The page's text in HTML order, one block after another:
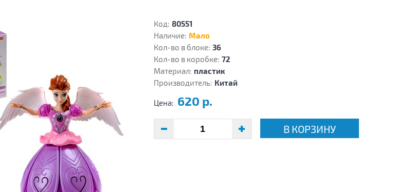
Код: 80551
Наличие: Мало
Кол-во в блоке: 36
Кол-во в коробке: 72
Материал: пластик
Производитель: Китай
Цена: 620 р.
В КОРЗИНУ